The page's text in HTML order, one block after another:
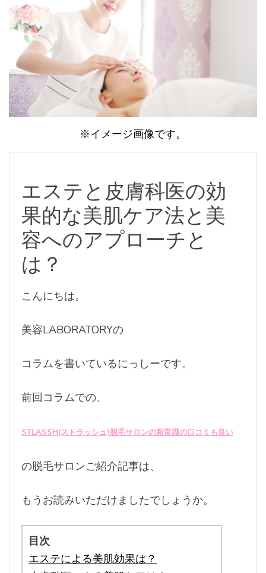
※イメージ画像です。
エステと皮膚科医の効
果的な美肌ケア法と美
容へのアプローチと
は？
こんにちは。
美容LABORATORYの
コラムを書いているにっしーです。
前回コラムでの、
STLASSH(ストラッシュ)脱毛サロンの新常識の口コミも良い
の脱毛サロンご紹介記事は、
もうお読みいただけましたでしょうか。
目次
エステによる美肌効果は？